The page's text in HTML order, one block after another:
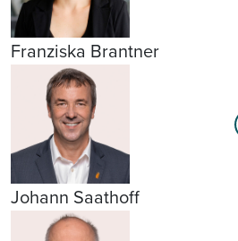
Franziska Brantner
Johann Saathoff